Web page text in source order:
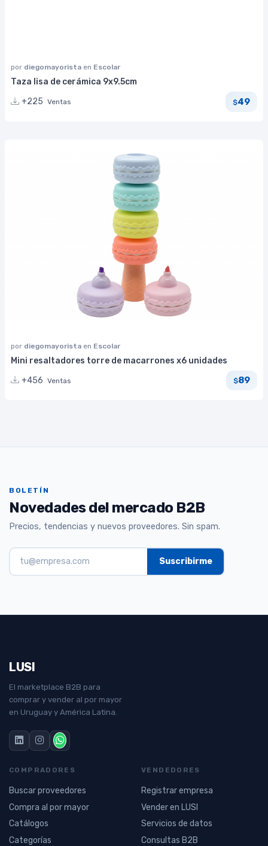
por diegomayorista en Escolar
Taza lisa de cerámica 9x9.5cm
+225 Ventas $49
por diegomayorista en Escolar
Mini resaltadores torre de macarrones x6 unidades
+456 Ventas $89
BOLETÍN
Novedades del mercado B2B
Precios, tendencias y nuevos proveedores. Sin spam.
LUSI
El marketplace B2B para
comprar y vender al por mayor
en Uruguay y América Latina.
COMPRADORES
Buscar proveedores
Compra al por mayor
Catálogos
Categorías
VENDEDORES
Registrar empresa
Vender en LUSI
Servicios de datos
Consultas B2B